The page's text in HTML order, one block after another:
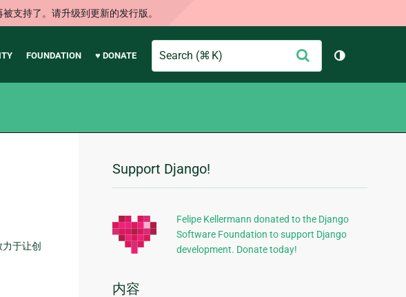
支持了。请升级到更新的发行版。
FOUNDATION ♥ DONATE
Search
交
切换主题（
力于让创
附
加
信
息
Support Django!
Felipe Kellermann donated to the Django
Software Foundation to support Django
development. Donate today!
内容